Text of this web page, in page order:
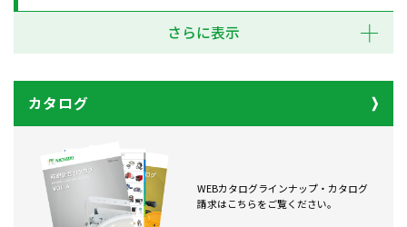
さらに表示
カタログ
WEBカタログラインナップ・カタログ
請求はこちらをご覧ください。